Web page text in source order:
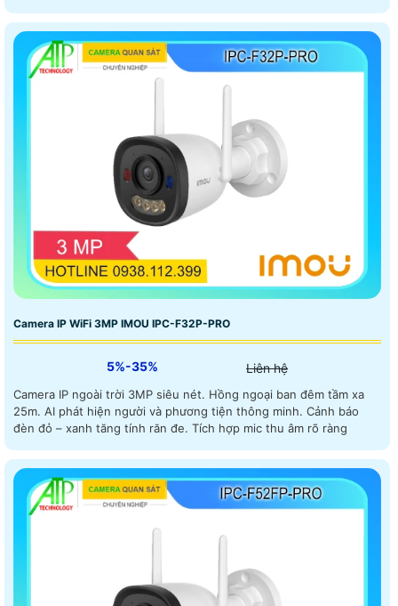
Camera IP WiFi 3MP IMOU IPC-F32P-PRO
5%-35% Liên hệ
Camera IP ngoài trời 3MP siêu nét. Hồng ngoại ban đêm tầm xa
25m. AI phát hiện người và phương tiện thông minh. Cảnh báo
đèn đỏ – xanh tăng tính răn đe. Tích hợp mic thu âm rõ ràng